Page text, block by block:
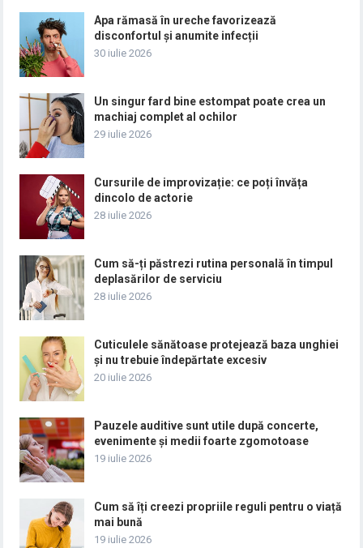
Apa rămasă în ureche favorizează
disconfortul și anumite infecții
30 iulie 2026
Un singur fard bine estompat poate crea un
machiaj complet al ochilor
29 iulie 2026
Cursurile de improvizație: ce poți învăța
dincolo de actorie
28 iulie 2026
Cum să-ți păstrezi rutina personală în timpul
deplasărilor de serviciu
28 iulie 2026
Cuticulele sănătoase protejează baza unghiei
și nu trebuie îndepărtate excesiv
20 iulie 2026
Pauzele auditive sunt utile după concerte,
evenimente și medii foarte zgomotoase
19 iulie 2026
Cum să îți creezi propriile reguli pentru o viață
mai bună
19 iulie 2026